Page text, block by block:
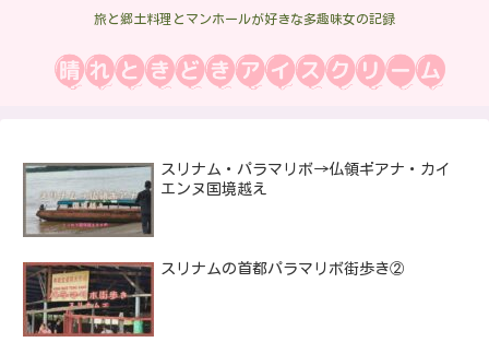
旅と郷土料理とマンホールが好きな多趣味女の記録
スリナム・パラマリボ→仏領ギアナ・カイ
エンヌ国境越え
スリナムの首都パラマリボ街歩き②